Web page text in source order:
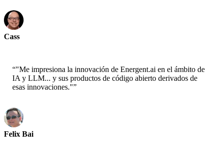
Cass
“"Me impresiona la innovación de Energent.ai en el ámbito de
IA y LLM... y sus productos de código abierto derivados de
esas innovaciones."”
Felix Bai